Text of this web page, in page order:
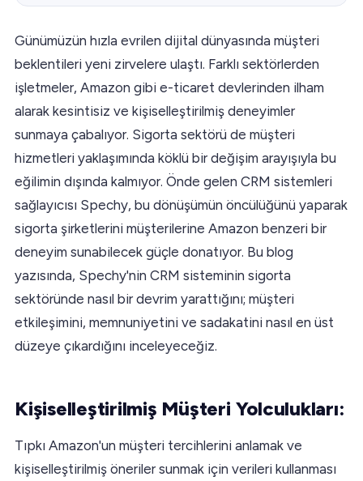
Günümüzün hızla evrilen dijital dünyasında müşteri
beklentileri yeni zirvelere ulaştı. Farklı sektörlerden
işletmeler, Amazon gibi e-ticaret devlerinden ilham
alarak kesintisiz ve kişiselleştirilmiş deneyimler
sunmaya çabalıyor. Sigorta sektörü de müşteri
hizmetleri yaklaşımında köklü bir değişim arayışıyla bu
eğilimin dışında kalmıyor. Önde gelen CRM sistemleri
sağlayıcısı Spechy, bu dönüşümün öncülüğünü yaparak
sigorta şirketlerini müşterilerine Amazon benzeri bir
deneyim sunabilecek güçle donatıyor. Bu blog
yazısında, Spechy'nin CRM sisteminin sigorta
sektöründe nasıl bir devrim yarattığını; müşteri
etkileşimini, memnuniyetini ve sadakatini nasıl en üst
düzeye çıkardığını inceleyeceğiz.
Kişiselleştirilmiş Müşteri Yolculukları:
Tıpkı Amazon'un müşteri tercihlerini anlamak ve
kişiselleştirilmiş öneriler sunmak için verileri kullanması